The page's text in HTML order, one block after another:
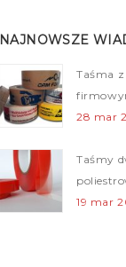
NAJNOWSZE
28 mar
Taśma
28 mar
Taśmy
19 mar